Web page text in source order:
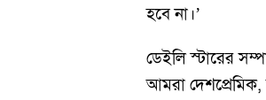
হবে না।’
ডেইলি স্টারের
আমরা দেশপ্রেমিক,